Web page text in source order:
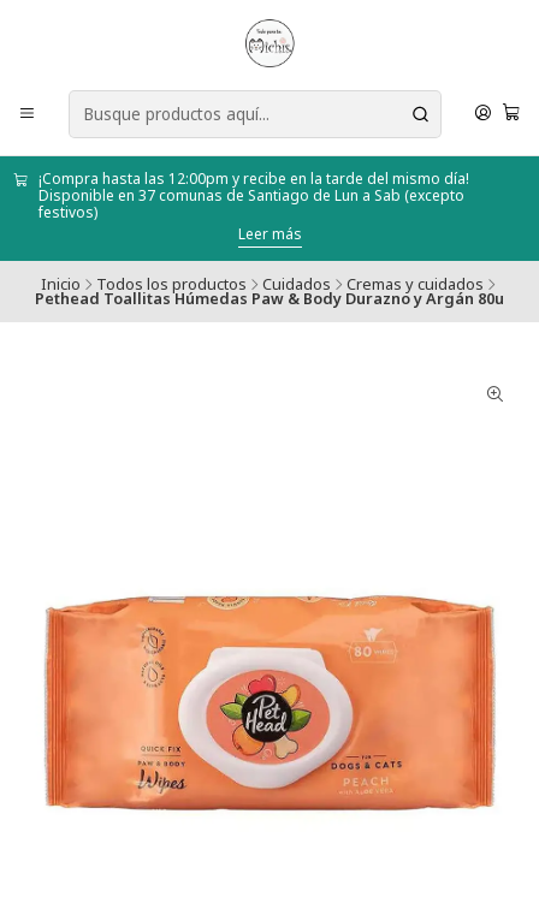
¡Compra hasta las 12:00pm y recibe en la tarde del mismo día!
Disponible en 37 comunas de Santiago de Lun a Sab (excepto
festivos)
Leer más
Inicio Todos los productos Cuidados Cremas y cuidados
Pethead Toallitas Húmedas Paw & Body Durazno y Argán 80u